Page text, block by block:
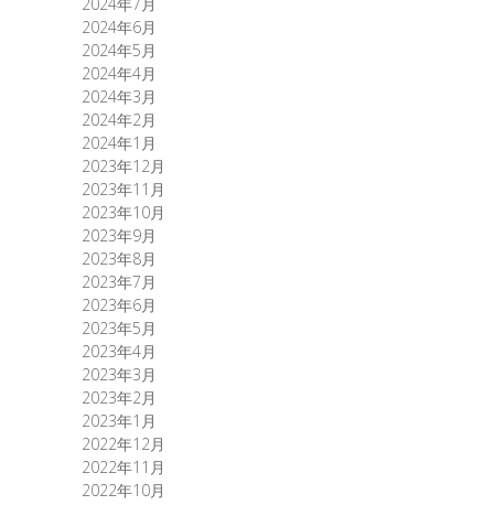
2024年6月
2024年5月
2024年4月
2024年3月
2024年2月
2024年1月
2023年12月
2023年11月
2023年10月
2023年9月
2023年8月
2023年7月
2023年6月
2023年5月
2023年4月
2023年3月
2023年2月
2023年1月
2022年12月
2022年11月
2022年10月